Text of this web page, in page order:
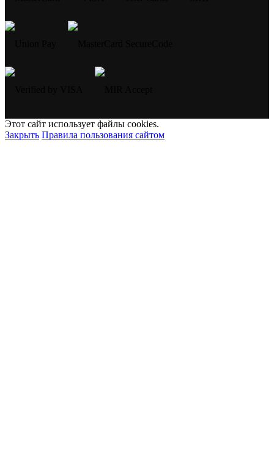
Этот сайт использует файлы cookies.
Закрыть Правила пользования сайтом